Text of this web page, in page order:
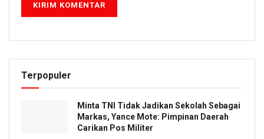
Terpopuler
Minta TNI Tidak Jadikan Sekolah Sebagai
Markas, Yance Mote: Pimpinan Daerah
Carikan Pos Militer